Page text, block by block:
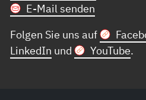
E-Mail senden
Folgen Sie uns auf
LinkedIn und YouTube.